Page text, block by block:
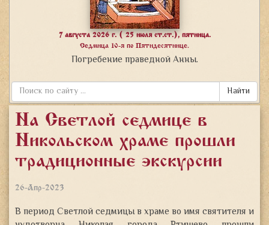
7 августа 2026 г. ( 25 июля ст.ст.), пятница.
Седмица 10-я по Пятидесятнице.
Погребение праведной Анны.
Найти
На Светлой седмице в
Никольском храме прошли
традиционные экскурсии
26-Апр-2023
В период Светлой седмицы в храме во имя святителя и